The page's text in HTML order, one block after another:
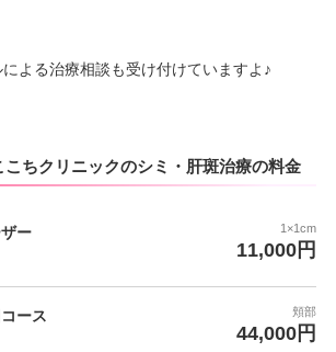
よる治療相談も受け付けていますよ♪
ちクリニックのシミ・肝斑治療の料金
ー 1×1cm
11,000円
ース 頬部
44,000円